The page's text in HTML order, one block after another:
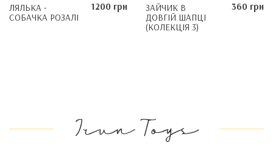
ЛЯЛЬКА -
СОБАЧКА РОЗАЛІ
1200 грн
ЗАЙЧИК В
ДОВГІЙ ШАПЦІ
(КОЛЕКЦІЯ 3)
360 грн
Irun Toys